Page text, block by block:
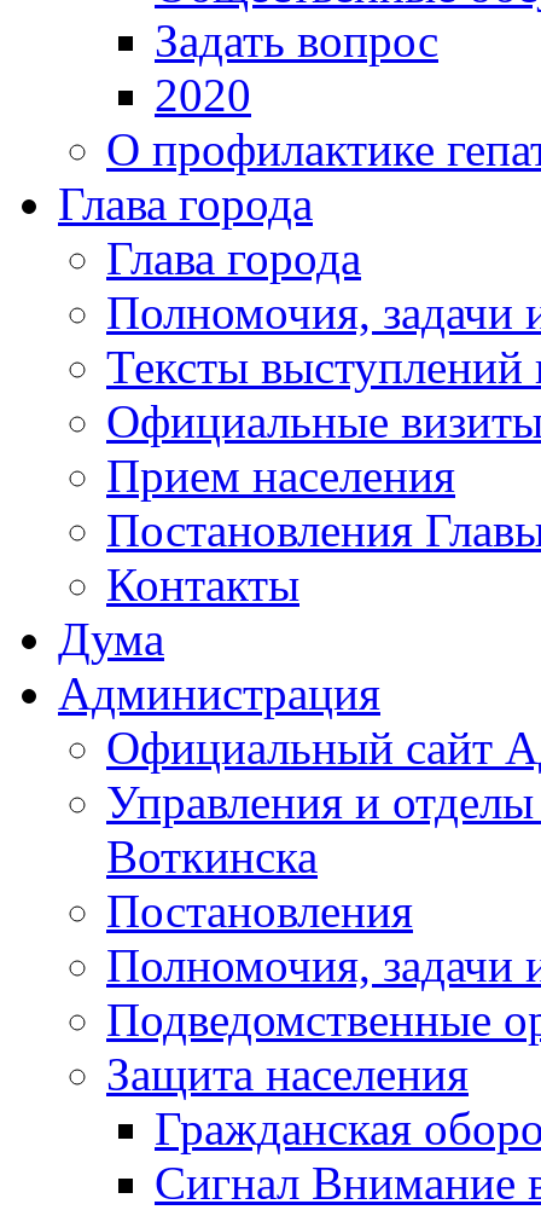
Задать вопрос
2020
О профилактике
Глава города
Глава города
Полномочия, задачи
Тексты выступлений
Официальные
Прием населения
Постановления
Контакты
Дума
Администрация
Официальный сайт
Управления и
Воткинска
Постановления
Полномочия, задачи
Подведомственные
Защита населения
Гражданская
Сигнал Внимание